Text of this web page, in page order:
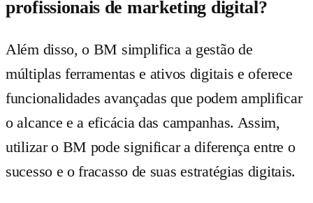
profissionais de marketing digital?
Além disso, o BM simplifica a gestão de
múltiplas ferramentas e ativos digitais e oferece
funcionalidades avançadas que podem amplificar
o alcance e a eficácia das campanhas. Assim,
utilizar o BM pode significar a diferença entre o
sucesso e o fracasso de suas estratégias digitais.